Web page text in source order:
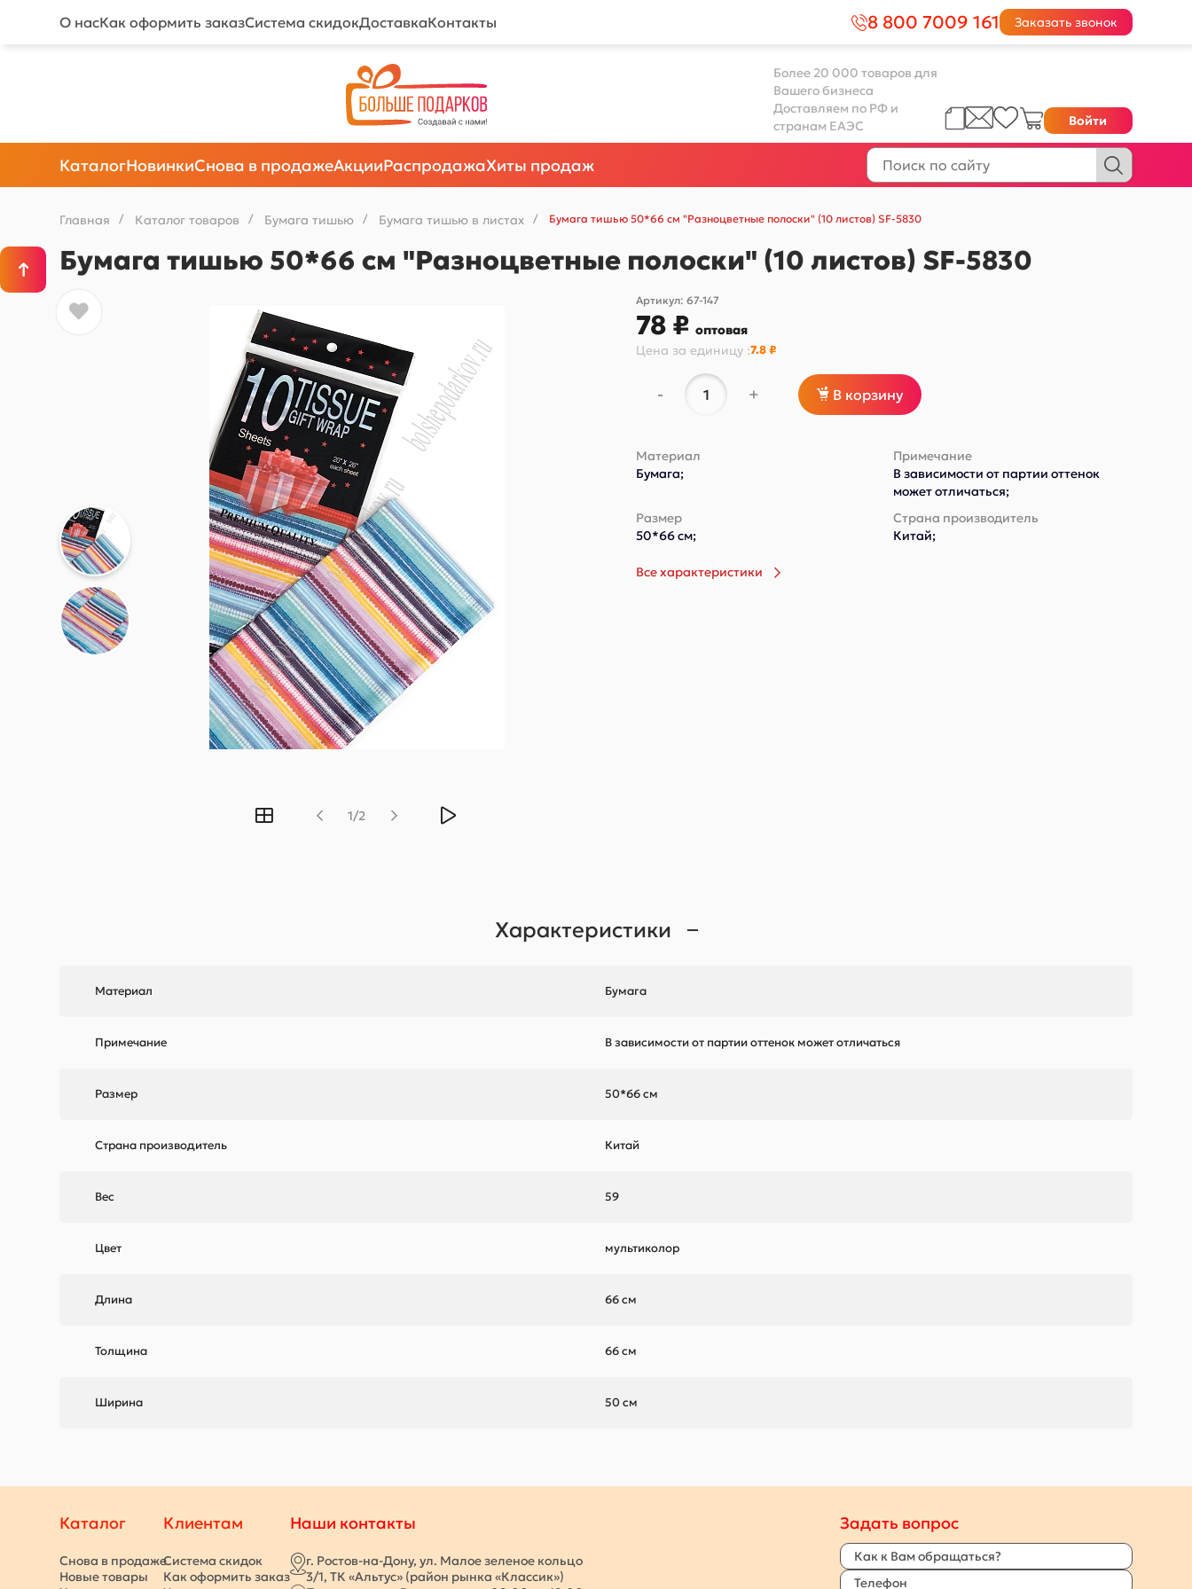
О насКак оформить заказСистема скидокДоставкаКонтакты 8 800 7009 161 Заказать звонок
Более 20 000 товаров для
Вашего бизнеса
Доставляем по РФ и
странам ЕАЭС
Войти
КаталогНовинкиСнова в продажеАкцииРаспродажаХиты продаж
Главная / Каталог товаров / Бумага тишью / Бумага тишью в листах / Бумага тишью 50*66 см "Разноцветные полоски" (10 листов) SF-5830
Бумага тишью 50*66 см "Разноцветные полоски" (10 листов) SF-5830
1/2
Артикул:67-147
78 ₽оптовая
Цена заединицу :7.8 ₽
- + В корзину
Материал
Бумага;
Примечание
В зависимости от партии оттенок
может отличаться;
Размер
50*66 см;
Страна производитель
Китай;
Все характеристики
Характеристики
Материал Бумага
Примечание В зависимости от партии оттенок может отличаться
Размер 50*66 см
Страна производитель Китай
Вес 59
Цвет мультиколор
Длина 66 см
Толщина 66 см
Ширина 50 см
Каталог
Снова в продаже
Новые товары
Клиентам
Система скидок
Как оформить заказ
Наши контакты
г. Ростов-на-Дону, ул. Малое зеленое кольцо
3/1, ТК «Альтус» (район рынка «Классик»)
Задать вопрос